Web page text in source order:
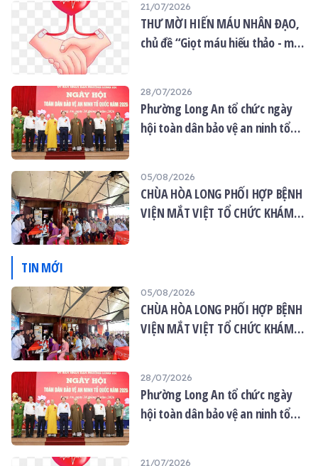
người hiến máu thành
công, thu được 379 đơn vị
máu, kịp thời bổ sung cho
21/07/2026
THƯ MỜI HIẾN MÁU NHÂN ĐẠO,
chủ đề “Giọt máu hiếu thảo - mùa
28/07/2026
Phường Long An tổ chức ngày
hội toàn dân bảo vệ an ninh tổ
05/08/2026
CHÙA HÒA LONG PHỐI HỢP BỆNH
VIỆN MẮT VIỆT TỔ CHỨC KHÁM
TIN MỚI
05/08/2026
CHÙA HÒA LONG PHỐI HỢP BỆNH
VIỆN MẮT VIỆT TỔ CHỨC KHÁM
28/07/2026
Phường Long An tổ chức ngày
hội toàn dân bảo vệ an ninh tổ
21/07/2026